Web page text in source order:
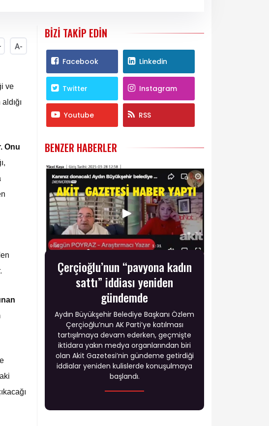
A-
ve
Onu
BIZI TAKIP EDIN
Facebook Linkedin
Twitter Instagram
Youtube RSS
BENZER HABERLER
Çerçioğlu’nun “pavyona kadın
sattı” iddiası yeniden
gündemde
Aydın Büyükşehir Belediye Başkanı Özlem
Çerçioğlu’nun AK Parti’ye katılması
tartışılmaya devam ederken, geçmişte
iktidara yakın medya organlarından biri
olan Akit Gazetesi’nin gündeme getirdiği
iddialar yeniden kulislerde konuşulmaya
başlandı.